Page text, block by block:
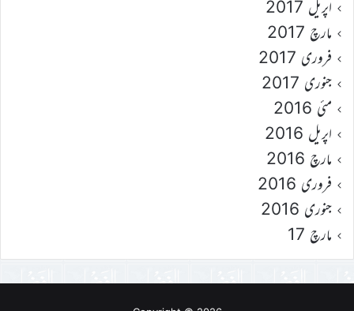
اپریل 2017
مارچ 2017
فروری 2017
جنوری 2017
مئی 2016
اپریل 2016
مارچ 2016
فروری 2016
جنوری 2016
مارچ 17